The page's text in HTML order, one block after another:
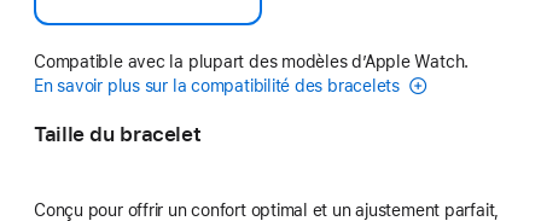
Compatible avec la plupart des modèles d’Apple Watch.
En savoir plus sur la compatibilité des bracelets
Taille du bracelet
Conçu pour offrir un confort optimal et un ajustement parfait,